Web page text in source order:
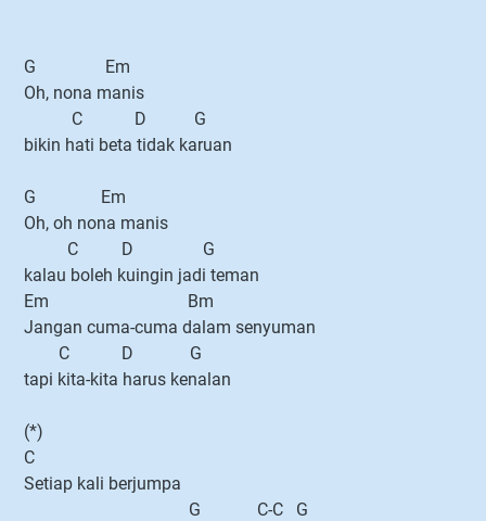
G Em
Oh, nona manis
C D G
bikin hati beta tidak karuan
G Em
Oh, oh nona manis
C D G
kalau boleh kuingin jadi teman
Em Bm
Jangan cuma-cuma dalam senyuman
C D G
tapi kita-kita harus kenalan
(*)
C
Setiap kali berjumpa
G C-C G